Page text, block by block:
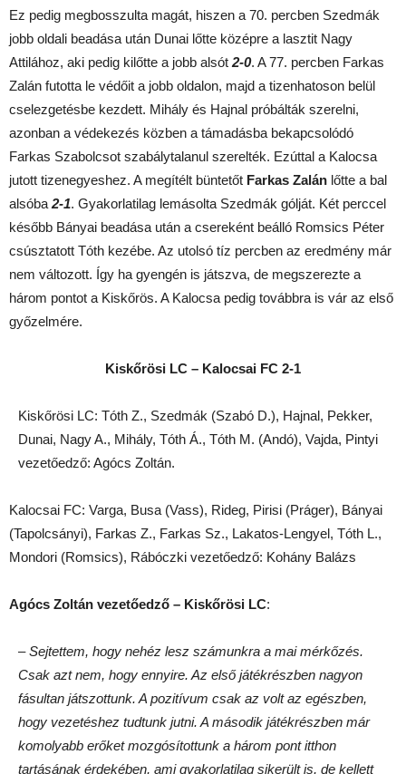
Ez pedig megbosszulta magát, hiszen a 70. percben Szedmák
jobb oldali beadása után Dunai lőtte középre a lasztit Nagy
Attilához, aki pedig kilőtte a jobb alsót 2-0. A 77. percben Farkas
Zalán futotta le védőit a jobb oldalon, majd a tizenhatoson belül
cselezgetésbe kezdett. Mihály és Hajnal próbálták szerelni,
azonban a védekezés közben a támadásba bekapcsolódó
Farkas Szabolcsot szabálytalanul szerelték. Ezúttal a Kalocsa
jutott tizenegyeshez. A megítélt büntetőt Farkas Zalán lőtte a bal
alsóba 2-1. Gyakorlatilag lemásolta Szedmák gólját. Két perccel
később Bányai beadása után a csereként beálló Romsics Péter
csúsztatott Tóth kezébe. Az utolsó tíz percben az eredmény már
nem változott. Így ha gyengén is játszva, de megszerezte a
három pontot a Kiskőrös. A Kalocsa pedig továbbra is vár az első
győzelmére.
Kiskőrösi LC – Kalocsai FC 2-1
Kiskőrösi LC: Tóth Z., Szedmák (Szabó D.), Hajnal, Pekker,
Dunai, Nagy A., Mihály, Tóth Á., Tóth M. (Andó), Vajda, Pintyi
vezetőedző: Agócs Zoltán.
Kalocsai FC: Varga, Busa (Vass), Rideg, Pirisi (Práger), Bányai
(Tapolcsányi), Farkas Z., Farkas Sz., Lakatos-Lengyel, Tóth L.,
Mondori (Romsics), Rábóczki vezetőedző: Kohány Balázs
Agócs Zoltán vezetőedző – Kiskőrösi LC:
–Sejtettem, hogy nehéz lesz számunkra a mai mérkőzés.
Csak azt nem, hogy ennyire. Az első játékrészben nagyon
fásultan játszottunk. A pozitívum csak az volt az egészben,
hogy vezetéshez tudtunk jutni. A második játékrészben már
komolyabb erőket mozgósítottunk a három pont itthon
tartásának érdekében, ami gyakorlatilag sikerült is, de kellett